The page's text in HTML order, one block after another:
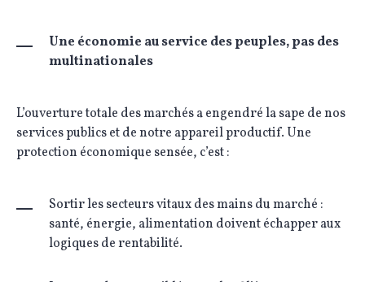
Une économie au service des peuples, pas des
multinationales
L’ouverture totale des marchés a engendré la sape de nos
services publics et de notre appareil productif. Une
protection économique sensée, c’est :
Sortir les secteurs vitaux des mains du marché :
santé, énergie, alimentation doivent échapper aux
logiques de rentabilité.